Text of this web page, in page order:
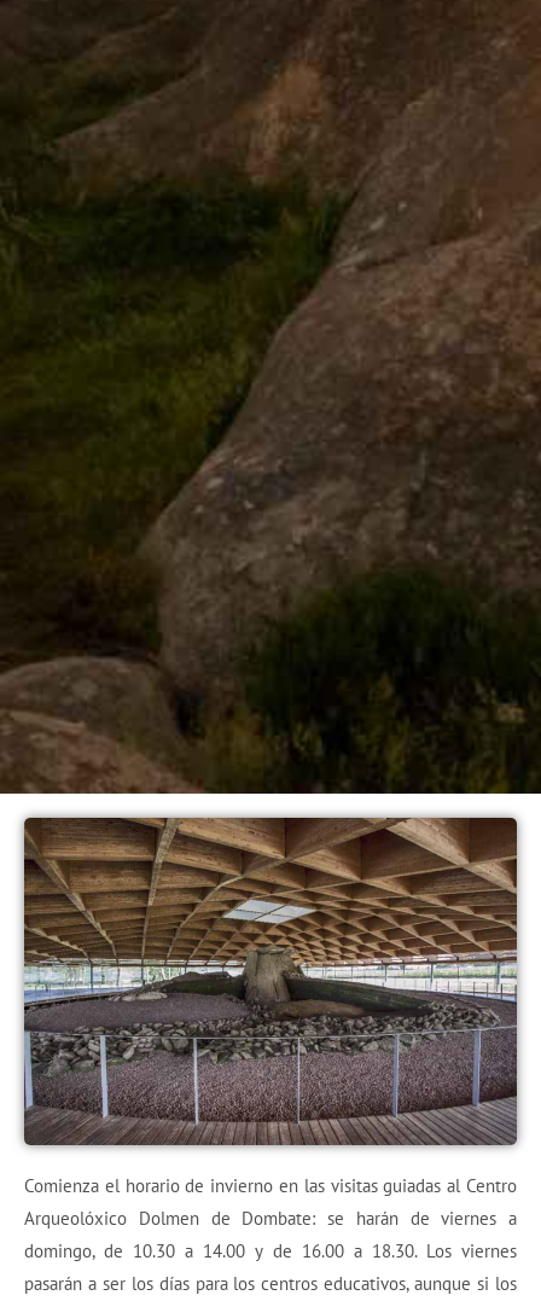
Comienza el horario de invierno en las visitas guiadas al Centro
Arqueolóxico Dolmen de Dombate: se harán de viernes a
domingo, de 10.30 a 14.00 y de 16.00 a 18.30. Los viernes
pasarán a ser los días para los centros educativos, aunque si los